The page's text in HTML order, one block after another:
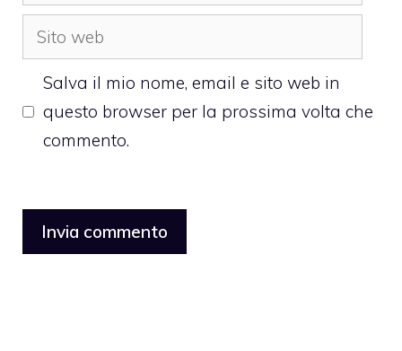
Sito
web
Salva il mio nome, email e sito web in
questo browser per la prossima volta che
commento.